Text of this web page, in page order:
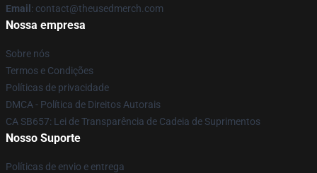
Email : contact@theusedmerch.com
Nossa empresa
Sobre nós
Termos e Condições
Políticas de privacidade
DMCA - Política de Direitos Autorais
CA SB657: Lei de Transparência de Cadeia de Suprimentos
Nosso Suporte
Políticas de envio e entrega